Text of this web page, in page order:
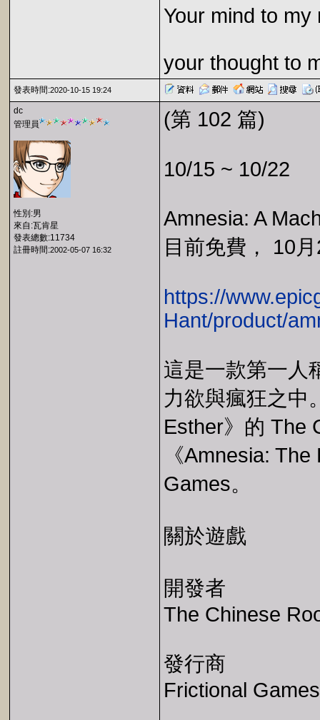
Your mind to my
your thought to
發表時間:2020-10-15 19:24
dc
管理員
性別:男
來自:瓦肯星
發表總數:11734
註冊時間:2002-05-07 16:32
(第 102 篇)
10/15 ~ 10/22
Amnesia: A
目前免費， 10
https://
Hant/product/
這是一款第一人
力欲與瘋狂之中
Esther》的 The
《Amnesia:
Games。
關於遊戲
開發者
The Chinese
發行商
Frictional Games